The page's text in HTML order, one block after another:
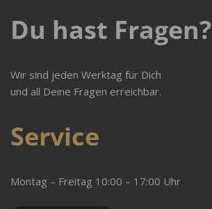
Du hast Fragen?
Wir sind jeden Werktag für Dich
und all Deine Fragen erreichbar.
Service
Montag – Freitag 10:00 – 17:00 Uhr